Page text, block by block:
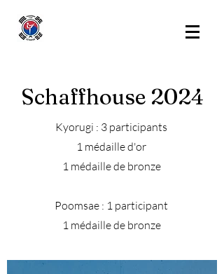
Schaffhouse 2024
Kyorugi : 3 participants
1 médaille d'or
1 médaille de bronze
Poomsae : 1 participant
1 médaille de bronze